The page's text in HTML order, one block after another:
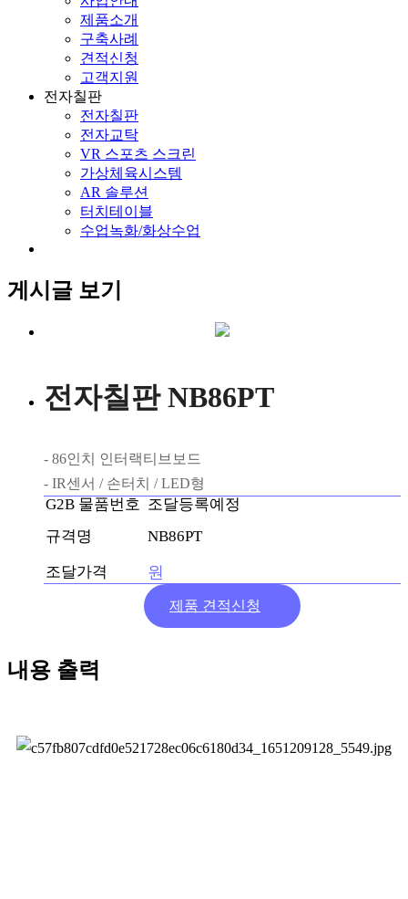
제품소개
구축사례
견적신청
고객지원
전자칠판
전자칠판
전자교탁
VR 스포츠 스크린
가상체육시스템
AR 솔루션
터치테이블
수업녹화/화상수업
게시글 보기
전자칠판 NB86PT
- 86인치 인터랙티브보드
- IR센서 / 손터치 / LED형
G2B 물품번호 조달등록예정
규격명
NB86PT
조달가격 원
제품 견적신청
내용 출력